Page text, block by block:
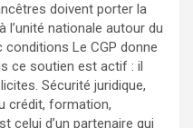
doivent porter la
l’unité nationale autour du
conditions Le CGP donne
ce soutien est actif : il
Sécurité juridique,
crédit, formation,
celui d’un partenaire qui